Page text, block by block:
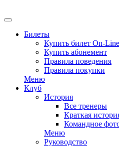
Билеты
Купить билет On-Line
Купить абонемент
Правила поведения
Правила покупки
Меню
Клуб
История
Все тренеры
Краткая
Командное
Меню
Руководство